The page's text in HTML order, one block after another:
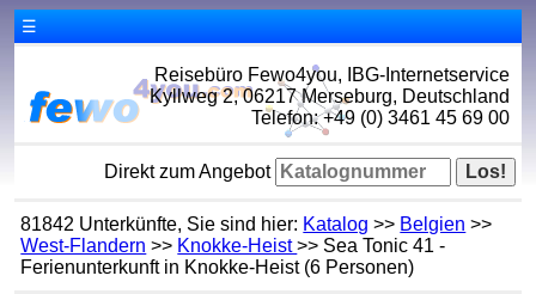
☰
Reisebüro Fewo4you, IBG-Internetservice
Kyllweg 2, 06217 Merseburg, Deutschland
Telefon: +49 (0) 3461 45 69 00
Direkt zum Angebot
81842 Unterkünfte, Sie sind hier: Katalog >> Belgien >>
West-Flandern >> Knokke-Heist>> Sea Tonic 41 -
Ferienunterkunft in Knokke-Heist (6 Personen)